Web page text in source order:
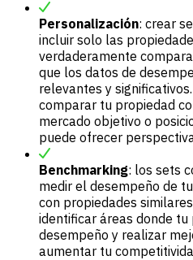
Personalización: crear
incluir solo las
verdaderamente
que los datos de
relevantes y
comparar tu propiedad
mercado objetivo o
puede ofrecer
Benchmarking: los sets
medir el desempeño de
con propiedades
identificar áreas donde
desempeño y realizar
aumentar tu